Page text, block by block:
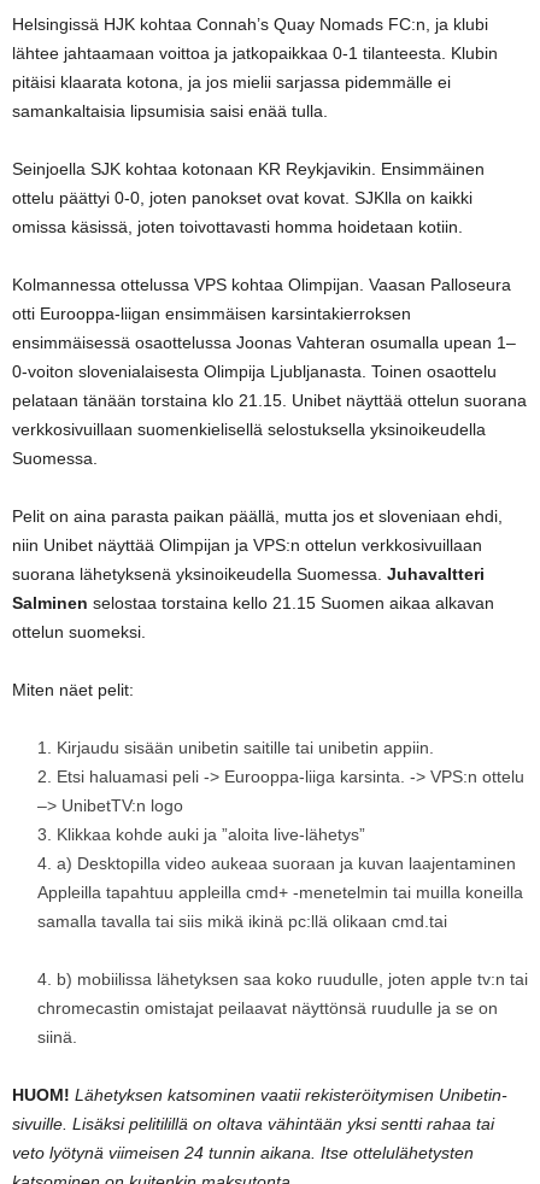
Helsingissä HJK kohtaa Connah’s Quay Nomads FC:n, ja klubi
lähtee jahtaamaan voittoa ja jatkopaikkaa 0-1 tilanteesta. Klubin
pitäisi klaarata kotona, ja jos mielii sarjassa pidemmälle ei
samankaltaisia lipsumisia saisi enää tulla.
Seinjoella SJK kohtaa kotonaan KR Reykjavikin. Ensimmäinen
ottelu päättyi 0-0, joten panokset ovat kovat. SJKlla on kaikki
omissa käsissä, joten toivottavasti homma hoidetaan kotiin.
Kolmannessa ottelussa VPS kohtaa Olimpijan. Vaasan Palloseura
otti Eurooppa-liigan ensimmäisen karsintakierroksen
ensimmäisessä osaottelussa Joonas Vahteran osumalla upean 1–
0-voiton slovenialaisesta Olimpija Ljubljanasta. Toinen osaottelu
pelataan tänään torstaina klo 21.15. Unibet näyttää ottelun suorana
verkkosivuillaan suomenkielisellä selostuksella yksinoikeudella
Suomessa.
Pelit on aina parasta paikan päällä, mutta jos et sloveniaan ehdi,
niin Unibet näyttää Olimpijan ja VPS:n ottelun verkkosivuillaan
suorana lähetyksenä yksinoikeudella Suomessa. Juhavaltteri
Salminen selostaa torstaina kello 21.15 Suomen aikaa alkavan
ottelun suomeksi.
Miten näet pelit:
Kirjaudu sisään unibetin saitille tai unibetin appiin.
Etsi haluamasi peli -> Eurooppa-liiga karsinta. -> VPS:n ottelu
–> UnibetTV:n logo
Klikkaa kohde auki ja ”aloita live-lähetys”
a) Desktopilla video aukeaa suoraan ja kuvan laajentaminen
Appleilla tapahtuu appleilla cmd+ -menetelmin tai muilla koneilla
samalla tavalla tai siis mikä ikinä pc:llä olikaan cmd.tai
b) mobiilissa lähetyksen saa koko ruudulle, joten apple tv:n tai
chromecastin omistajat peilaavat näyttönsä ruudulle ja se on
siinä.
HUOM! Lähetyksen katsominen vaatii rekisteröitymisen Unibetin-
sivuille. Lisäksi pelitilillä on oltava vähintään yksi sentti rahaa tai
veto lyötynä viimeisen 24 tunnin aikana. Itse ottelulähetysten